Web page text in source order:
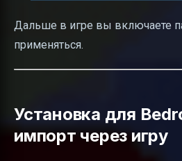
Дальше в игре вы включаете
применяться.
Установка для
импорт через игру